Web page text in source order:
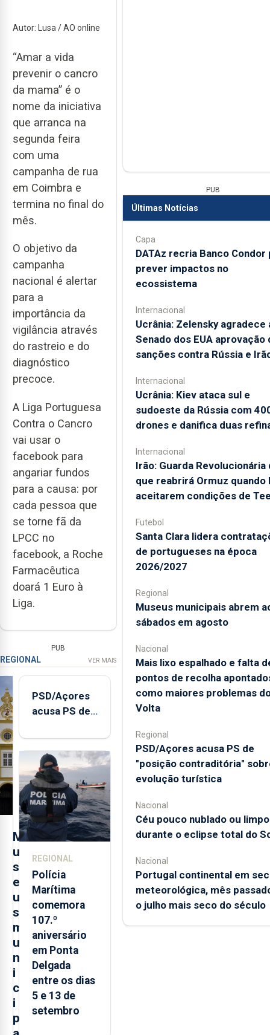
Autor: Lusa / AO online
“Amar a vida
prevenir o cancro
da mama” é o
nome da iniciativa
que arranca na
segunda feira
com uma
campanha de rua
em Coimbra e
termina no final do
mês.
O objetivo da
campanha
nacional é alertar
para a
importância da
vigilância através
do rastreio e do
diagnóstico
precoce.
A Liga Portuguesa
Contra o Cancro
vai usar o
facebook para
angariar fundos
para a causa: por
cada pessoa que
se torne fã da
LPCC no
facebook, a Roche
Farmacêutica
doará 1 Euro à
Liga.
PUB
REGIONAL VER MAIS
M
u
s
e
u
s
m
u
n
i
c
i
p
PSD/Açores
acusa PS de
contraditória"
sobre
evolução
turística
REGIONAL
Polícia
Marítima
comemora
107.º
aniversário
em Ponta
Delgada
entre os dias
5 e 13 de
setembro
PUB
Últimas Notícias
Capa
DATAz recria Banco Condor
prever impactos no
ecossistema
Internacional
Ucrânia: Zelensky agradece
Senado dos EUA aprovação
sanções contra Rússia e
Internacional
Ucrânia: Kiev ataca sul e
sudoeste da Rússia com
drones e danifica duas
Internacional
Irão: Guarda Revolucionária
que reabrirá Ormuz quando
aceitarem condições de
Futebol
Santa Clara lidera
de portugueses na época
2026/2027
Regional
Museus municipais abrem
sábados em agosto
Nacional
Mais lixo espalhado e falta
pontos de recolha
como maiores problemas
Volta
Regional
PSD/Açores acusa PS de
"posição contraditória"
evolução turística
Nacional
Céu pouco nublado ou limpo
durante o eclipse total do
Nacional
Portugal continental em
meteorológica, mês
o julho mais seco do século